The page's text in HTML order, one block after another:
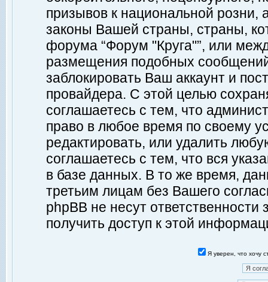
призывов к национальной
законы Вашей страны, страны,
форума “Форум "Круга"”, или
размещения подобных
заблокировать Ваш аккаунт и
провайдера. С этой целью
соглашаетесь с тем, что
право в любое время по своему
редактировать, или удалить
соглашаетесь с тем, что вся
в базе данных. В то же время,
третьим лицам без Вашего
phpBB не несут ответственности
получить доступ к этой
Я уверен, что хочу